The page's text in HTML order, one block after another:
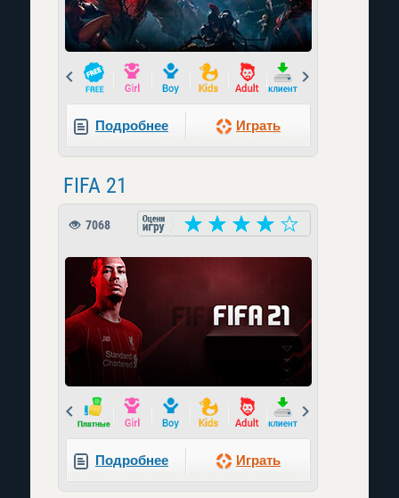
Prev
Подробнее Играть
FIFA 21
7068
Prev
Подробнее Играть